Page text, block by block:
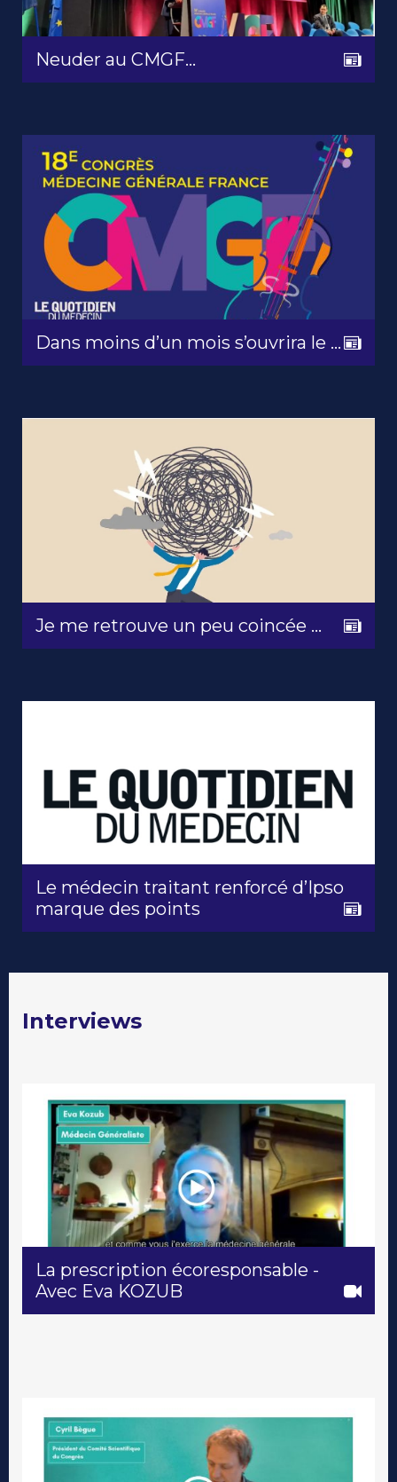
Neuder au CMGF...
Dans moins d’un mois s’ouvrira le ...
Je me retrouve un peu coincée ...
Le médecin traitant renforcé d’Ipso
marque des points
Interviews
La prescription écoresponsable -
Avec Eva KOZUB